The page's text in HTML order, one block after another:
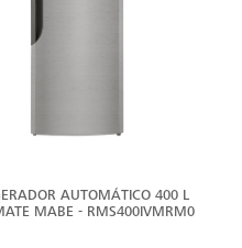
AUTOMÁTICO 400 L
MABE - RMS400IVMRM0